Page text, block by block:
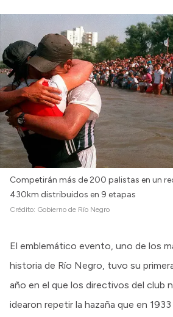
Intranet
Competirán más de 200 palistas en un
430km distribuidos en 9 etapas
Crédito: Gobierno de Río Negro
El emblemático evento, uno de los
historia de Río Negro, tuvo su
año en el que los directivos del club
idearon repetir la hazaña que en